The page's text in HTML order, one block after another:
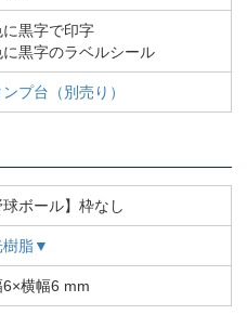
に黒字で印字
に黒字のラベルシール
ンプ台（別売り）
球ボール】枠なし
樹脂▼
6×横幅6 mm